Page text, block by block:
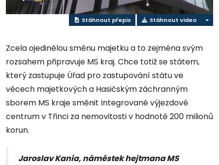
Stáhnout přepis Stáhnout video
Zcela ojedinělou směnu majetku a to zejména svým
rozsahem připravuje MS kraj. Chce totiž se státem,
který zastupuje Úřad pro zastupování státu ve
věcech majetkových a Hasičským záchranným
sborem MS kraje směnit Integrované výjezdové
centrum v Třinci za nemovitosti v hodnotě 200 milionů
korun.
Jaroslav Kania, náměstek hejtmana MS